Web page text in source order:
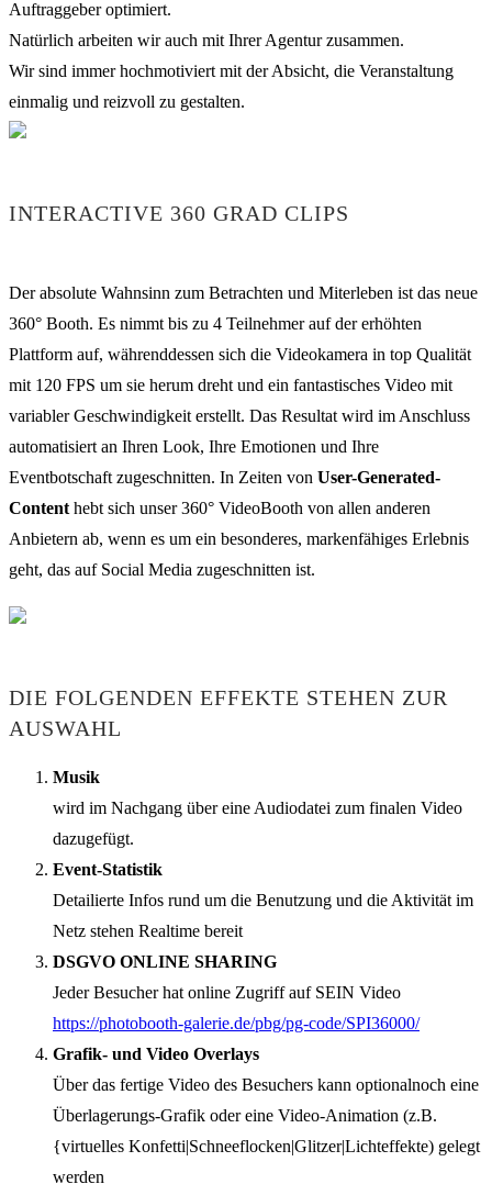
Auftraggeber optimiert.
Natürlich arbeiten wir auch mit Ihrer Agentur zusammen.
Wir sind immer hochmotiviert mit der Absicht, die Veranstaltung
einmalig und reizvoll zu gestalten.
INTERACTIVE 360 GRAD CLIPS
Der absolute Wahnsinn zum Betrachten und Miterleben ist das neue
360° Booth. Es nimmt bis zu 4 Teilnehmer auf der erhöhten
Plattform auf, währenddessen sich die Videokamera in top Qualität
mit 120 FPS um sie herum dreht und ein fantastisches Video mit
variabler Geschwindigkeit erstellt. Das Resultat wird im Anschluss
automatisiert an Ihren Look, Ihre Emotionen und Ihre
Eventbotschaft zugeschnitten. In Zeiten von User-Generated-
Content hebt sich unser 360° VideoBooth von allen anderen
Anbietern ab, wenn es um ein besonderes, markenfähiges Erlebnis
geht, das auf Social Media zugeschnitten ist.
DIE FOLGENDEN EFFEKTE STEHEN ZUR
AUSWAHL
Musik
wird im Nachgang über eine Audiodatei zum finalen Video
dazugefügt.
Event-Statistik
Detailierte Infos rund um die Benutzung und die Aktivität im
Netz stehen Realtime bereit
DSGVO ONLINE SHARING
Jeder Besucher hat online Zugriff auf SEIN Video
https://photobooth-galerie.de/pbg/pg-code/SPI36000/
Grafik- und Video Overlays
Über das fertige Video des Besuchers kann optionalnoch eine
Überlagerungs-Grafik oder eine Video-Animation (z.B.
{virtuelles Konfetti|Schneeflocken|Glitzer|Lichteffekte) gelegt
werden